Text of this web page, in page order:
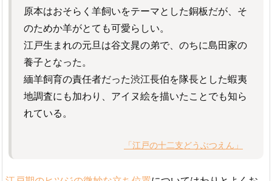
原本はおそらく羊飼いをテーマとした銅板だが、そ
のためか羊がとても可愛らしい。
江戸生まれの元旦は谷文晁の弟で、のちに島田家の
養子となった。
緬羊飼育の責任者だった渋江長伯を隊長とした蝦夷
地調査にも加わり、アイヌ絵を描いたことでも知ら
れている。
「江戸の十二支どうぶつえん」